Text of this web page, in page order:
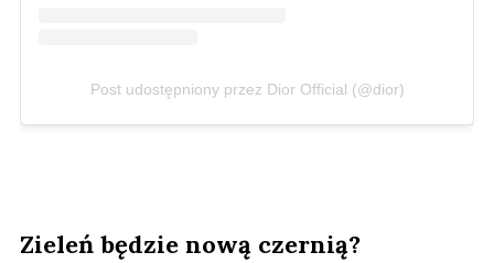
Post udostępniony przez Dior Official (@dior)
Zieleń będzie nową czernią?